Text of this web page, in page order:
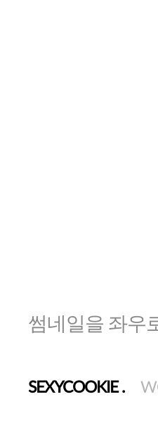
썸네일을 좌우
SEXYCOOKIE.